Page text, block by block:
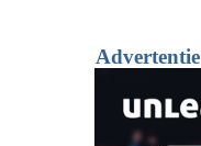
Advertentie